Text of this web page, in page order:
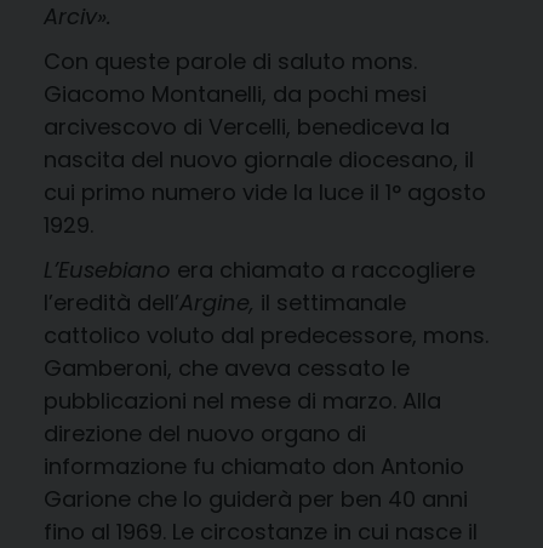
Arciv».
Con queste parole di saluto mons.
Giacomo Montanelli, da pochi mesi
arcivescovo di Vercelli, benediceva la
nascita del nuovo giornale diocesano, il
cui primo numero vide la luce il 1° agosto
1929.
L’Eusebiano era chiamato a raccogliere
l’eredità dell’Argine, il settimanale
cattolico voluto dal predecessore, mons.
Gamberoni, che aveva cessato le
pubblicazioni nel mese di marzo. Alla
direzione del nuovo organo di
informazione fu chiamato don Antonio
Garione che lo guiderà per ben 40 anni
fino al 1969. Le circostanze in cui nasce il